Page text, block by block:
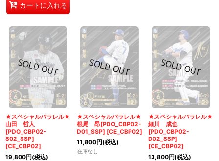
カートに入れる
★スペシャルパラレル★
山田 哲人
[PDO_CBP02-
S02_SSP]
[CE_CBP02]
19,800円(税込)
★スペシャルパラレル★
根尾 昂[PDO_CBP02-
D01_SSP] [CE_CBP02]
11,800円(税込)
在庫なし
★スペシャルパラレル★
細川 成也
[PDO_CBP02-
D02_SSP]
[CE_CBP02]
13,800円(税込)